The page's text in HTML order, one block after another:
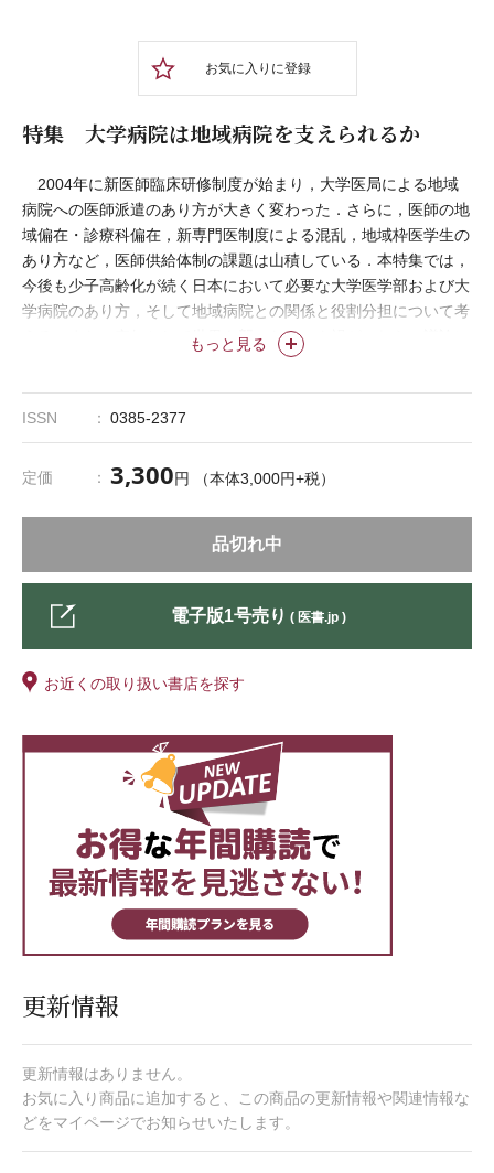
お気に入りに登録
特集 大学病院は地域病院を支えられるか
もっと見る
2004年に新医師臨床研修制度が始まり，大学医局による地域
病院への医師派遣のあり方が大きく変わった．さらに，医師の地
域偏在・診療科偏在，新専門医制度による混乱，地域枠医学生の
あり方など，医師供給体制の課題は山積している．本特集では，
今後も少子高齢化が続く日本において必要な大学医学部および大
学病院のあり方，そして地域病院との関係と役割分担について考
える．また，突如として世界を襲ったコロナ禍がこれらの議論に
ISSN
0385-2377
定価 3,300円 （本体3,000円+税）
品切れ中
電子版1号売り ( 医書.jp )
お近くの取り扱い書店を探す
更新情報
更新情報はありません。
お気に入り商品に追加すると、この商品の更新情報や関連情報な
どをマイページでお知らせいたします。